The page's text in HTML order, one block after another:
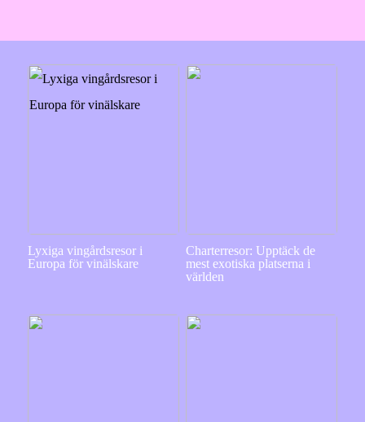
Lyxiga vingårdsresor i
Europa för vinälskare
Charterresor: Upptäck de
mest exotiska platserna i
världen